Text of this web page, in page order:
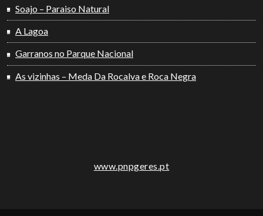
Soajo – Paraiso Natural
A Lagoa
Garranos no Parque Nacional
As vizinhas – Meda Da Rocalva e Roca Negra
www.pnpgeres.pt